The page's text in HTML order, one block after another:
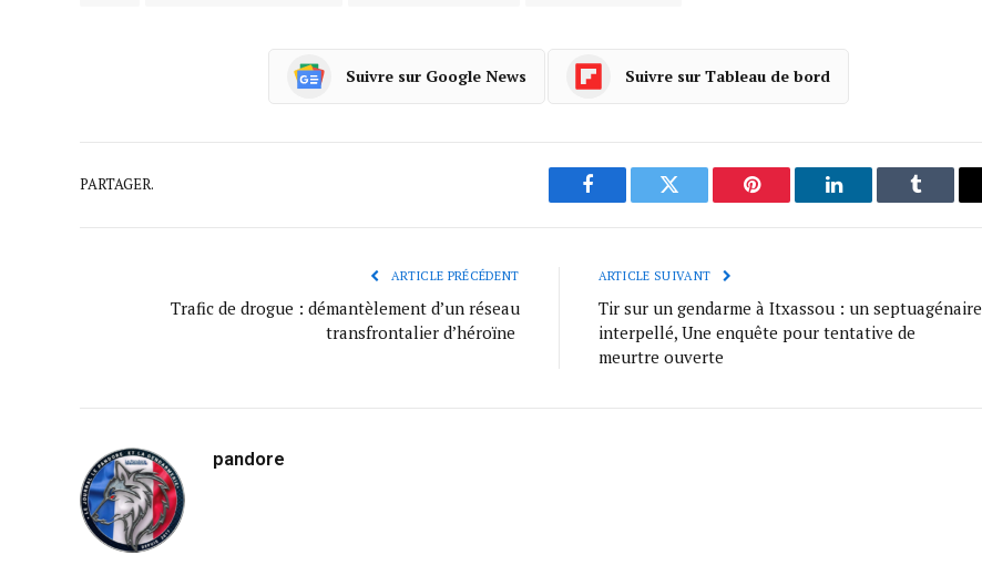
Suivre sur Google News Suivre sur Tableau de bord
PARTAGER.
Facebook Twitter Pinterest LinkedIn Tumblr
ARTICLE PRÉCÉDENT
Trafic de drogue : démantèlement d’un réseau
transfrontalier d’héroïne
ARTICLE SUIVANT
Tir sur un gendarme à Itxassou : un septuagénaire
interpellé, Une enquête pour tentative de
meurtre ouverte
pandore